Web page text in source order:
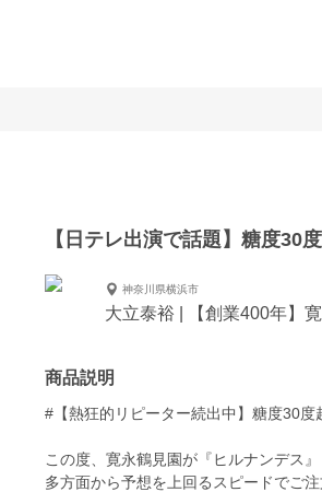
【日テレ出演で話題】糖度
神奈川県横浜市
大立泰裕 | 【創業400年】
商品説明
#【熱狂的リピーター続出中】糖度30
この度、寛永鶴見園が『ヒルナンデス
多方面から予想を上回るスピードでご